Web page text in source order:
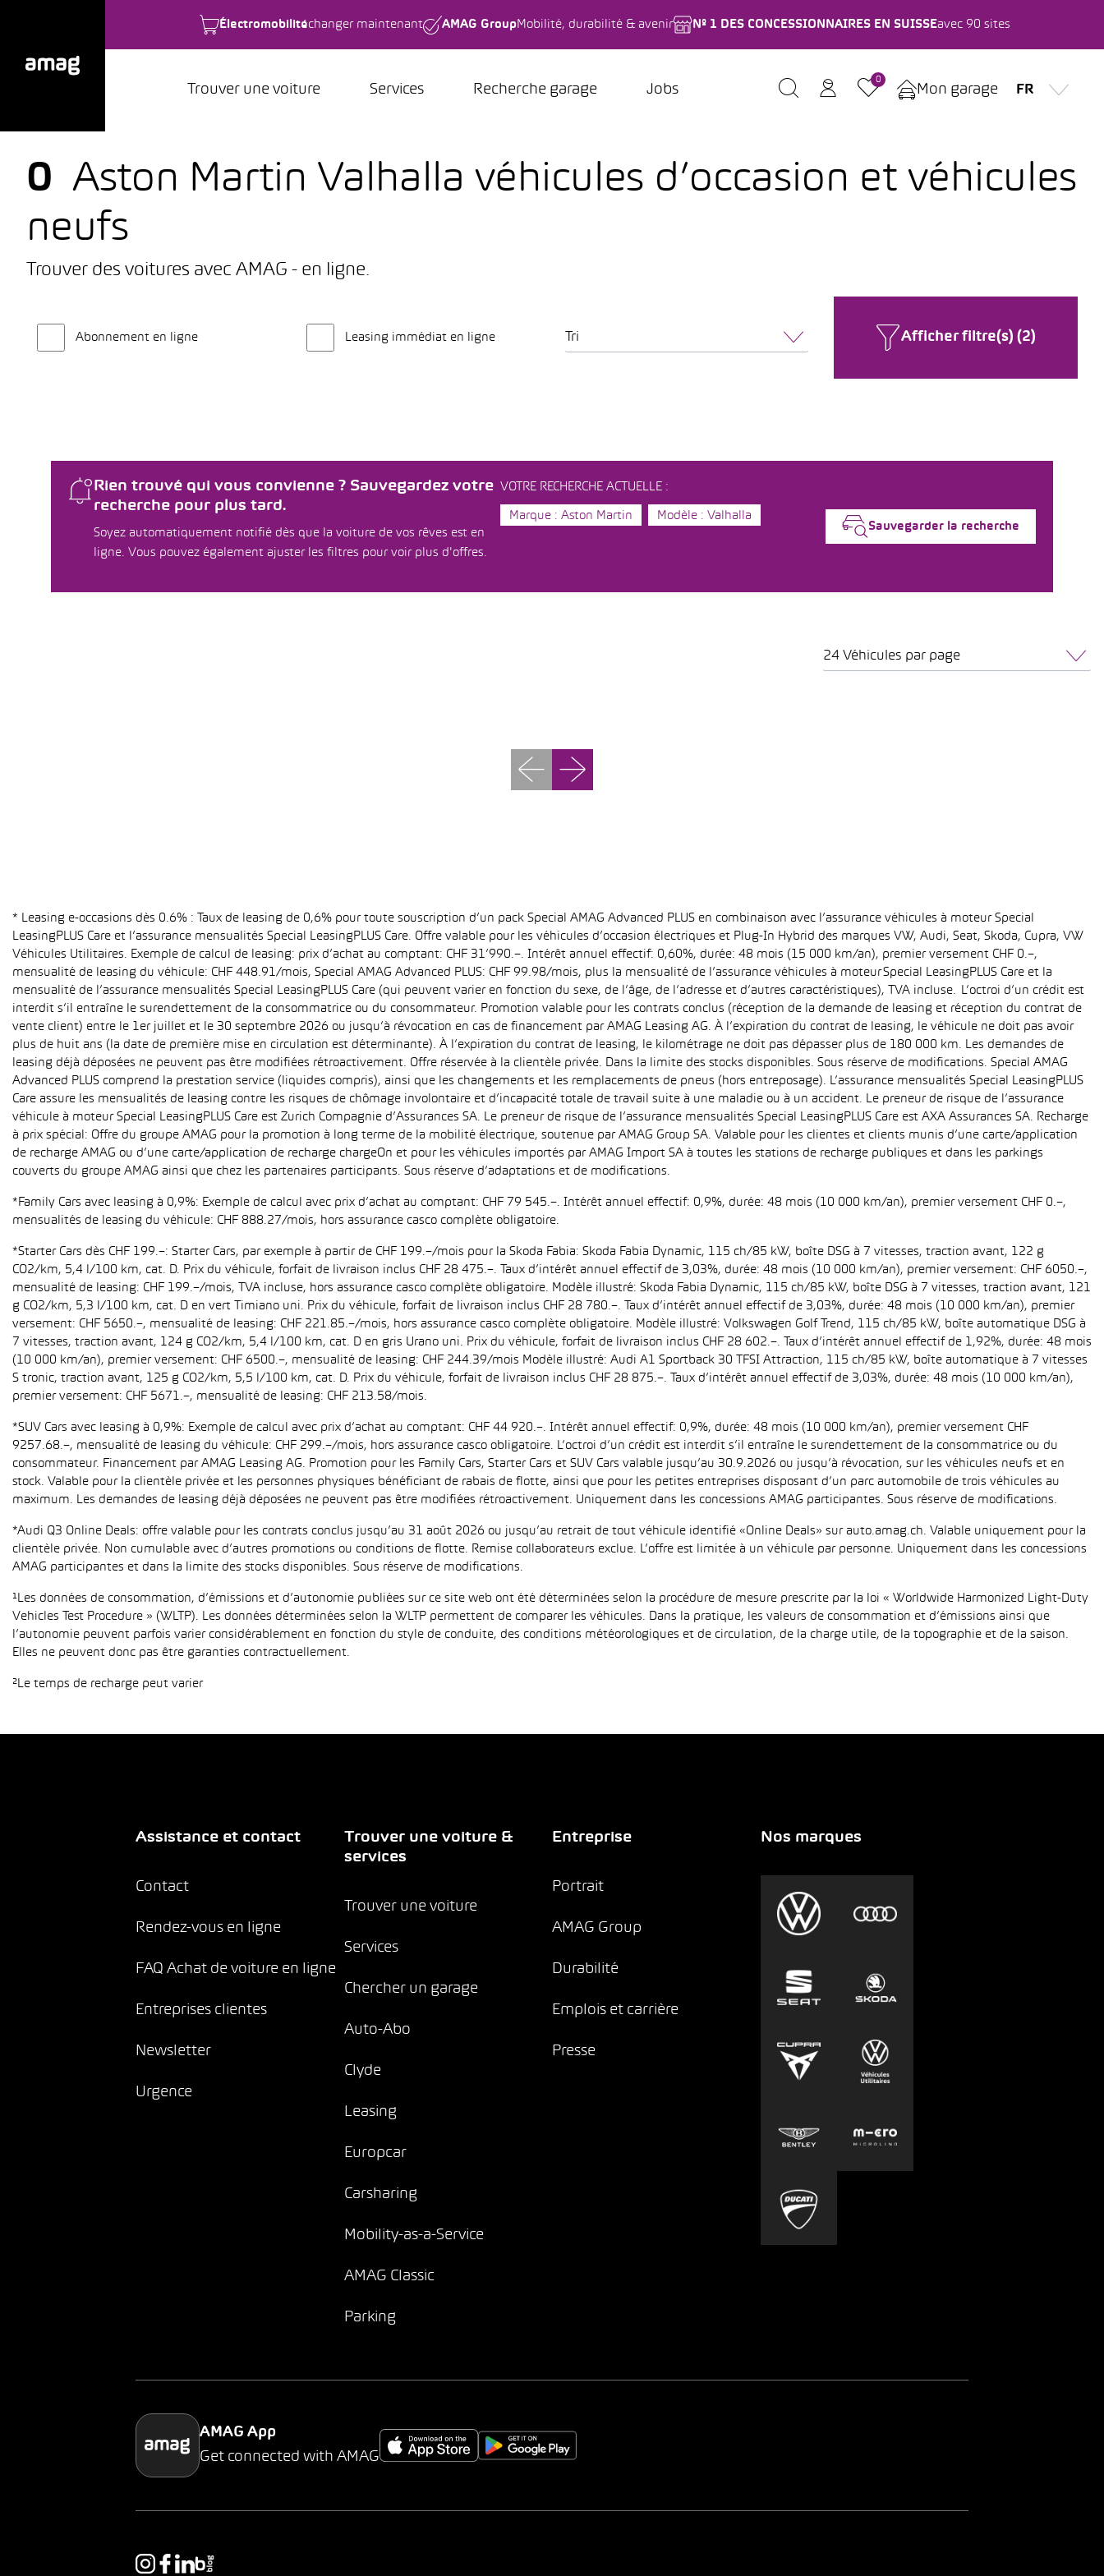
Électromobilitéchanger maintenant AMAG Group Mobilité, durabilité & avenir Nº 1 DES CONCESSIONNAIRES EN SUISSEavec 90 sites
Trouver une voiture Services Recherche garage Jobs
0
Mon garage FR
0 Aston Martin Valhalla véhicules d’occasion et véhicules
neufs
Trouver des voitures avec AMAG - en ligne.
Abonnement en ligne Leasing immédiat en ligne Tri Afficher filtre(s) (2)
Rien trouvé qui vous convienne ? Sauvegardez votre
recherche pour plus tard.
Soyez automatiquement notifié dès que la voiture de vos rêves est en
ligne. Vous pouvez également ajuster les filtres pour voir plus d'offres.
VOTRE RECHERCHE ACTUELLE :
Marque : Aston Martin
Modèle : Valhalla
Sauvegarder la recherche
24 Véhicules par page
* Leasing e-occasions dès 0.6% : Taux de leasing de 0,6% pour toute souscription d’un pack Special AMAG Advanced PLUS en combinaison avec l’assurance véhicules à moteur Special
LeasingPLUS Care et l’assurance mensualités Special LeasingPLUS Care. Offre valable pour les véhicules d’occasion électriques et Plug-In Hybrid des marques VW, Audi, Seat, Skoda, Cupra, VW
Véhicules Utilitaires. Exemple de calcul de leasing: prix d’achat au comptant: CHF 31’990.–. Intérêt annuel effectif: 0,60%, durée: 48 mois (15 000 km/an), premier versement CHF 0.–,
mensualité de leasing du véhicule: CHF 448.91/mois, Special AMAG Advanced PLUS: CHF 99.98/mois, plus la mensualité de l’assurance véhicules à moteur Special LeasingPLUS Care et la
mensualité de l’assurance mensualités Special LeasingPLUS Care (qui peuvent varier en fonction du sexe, de l’âge, de l’adresse et d’autres caractéristiques), TVA incluse. L’octroi d’un crédit est
interdit s’il entraîne le surendettement de la consommatrice ou du consommateur. Promotion valable pour les contrats conclus (réception de la demande de leasing et réception du contrat de
vente client) entre le 1er juillet et le 30 septembre 2026 ou jusqu’à révocation en cas de financement par AMAG Leasing AG. À l’expiration du contrat de leasing, le véhicule ne doit pas avoir
plus de huit ans (la date de première mise en circulation est déterminante). À l’expiration du contrat de leasing, le kilométrage ne doit pas dépasser plus de 180 000 km. Les demandes de
leasing déjà déposées ne peuvent pas être modifiées rétroactivement. Offre réservée à la clientèle privée. Dans la limite des stocks disponibles. Sous réserve de modifications. Special AMAG
Advanced PLUS comprend la prestation service (liquides compris), ainsi que les changements et les remplacements de pneus (hors entreposage). L’assurance mensualités Special LeasingPLUS
Care assure les mensualités de leasing contre les risques de chômage involontaire et d’incapacité totale de travail suite à une maladie ou à un accident. Le preneur de risque de l’assurance
véhicule à moteur Special LeasingPLUS Care est Zurich Compagnie d’Assurances SA. Le preneur de risque de l’assurance mensualités Special LeasingPLUS Care est AXA Assurances SA. Recharge
à prix spécial: Offre du groupe AMAG pour la promotion à long terme de la mobilité électrique, soutenue par AMAG Group SA. Valable pour les clientes et clients munis d’une carte/application
de recharge AMAG ou d’une carte/application de recharge chargeOn et pour les véhicules importés par AMAG Import SA à toutes les stations de recharge publiques et dans les parkings
couverts du groupe AMAG ainsi que chez les partenaires participants. Sous réserve d’adaptations et de modifications.
*Family Cars avec leasing à 0,9%: Exemple de calcul avec prix d’achat au comptant: CHF 79 545.–. Intérêt annuel effectif: 0,9%, durée: 48 mois (10 000 km/an), premier versement CHF 0.–,
mensualités de leasing du véhicule: CHF 888.27/mois, hors assurance casco complète obligatoire.
*Starter Cars dès CHF 199.–: Starter Cars, par exemple à partir de CHF 199.–/mois pour la Skoda Fabia: Skoda Fabia Dynamic, 115 ch/85 kW, boîte DSG à 7 vitesses, traction avant, 122 g
CO2/km, 5,4 l/100 km, cat. D. Prix du véhicule, forfait de livraison inclus CHF 28 475.–. Taux d’intérêt annuel effectif de 3,03%, durée: 48 mois (10 000 km/an), premier versement: CHF 6050.–,
mensualité de leasing: CHF 199.–/mois, TVA incluse, hors assurance casco complète obligatoire. Modèle illustré: Skoda Fabia Dynamic, 115 ch/85 kW, boîte DSG à 7 vitesses, traction avant, 121
g CO2/km, 5,3 l/100 km, cat. D en vert Timiano uni. Prix du véhicule, forfait de livraison inclus CHF 28 780.–. Taux d’intérêt annuel effectif de 3,03%, durée: 48 mois (10 000 km/an), premier
versement: CHF 5650.–, mensualité de leasing: CHF 221.85.–/mois, hors assurance casco complète obligatoire. Modèle illustré: Volkswagen Golf Trend, 115 ch/85 kW, boîte automatique DSG à
7 vitesses, traction avant, 124 g CO2/km, 5,4 l/100 km, cat. D en gris Urano uni. Prix du véhicule, forfait de livraison inclus CHF 28 602.–. Taux d’intérêt annuel effectif de 1,92%, durée: 48 mois
(10 000 km/an), premier versement: CHF 6500.–, mensualité de leasing: CHF 244.39/mois Modèle illustré: Audi A1 Sportback 30 TFSI Attraction, 115 ch/85 kW, boîte automatique à 7 vitesses
S tronic, traction avant, 125 g CO2/km, 5,5 l/100 km, cat. D. Prix du véhicule, forfait de livraison inclus CHF 28 875.–. Taux d’intérêt annuel effectif de 3,03%, durée: 48 mois (10 000 km/an),
premier versement: CHF 5671.–, mensualité de leasing: CHF 213.58/mois.
*SUV Cars avec leasing à 0,9%: Exemple de calcul avec prix d’achat au comptant: CHF 44 920.–. Intérêt annuel effectif: 0,9%, durée: 48 mois (10 000 km/an), premier versement CHF
9257.68.–, mensualité de leasing du véhicule: CHF 299.–/mois, hors assurance casco obligatoire. L’octroi d’un crédit est interdit s’il entraîne le surendettement de la consommatrice ou du
consommateur. Financement par AMAG Leasing AG. Promotion pour les Family Cars, Starter Cars et SUV Cars valable jusqu’au 30.9.2026 ou jusqu’à révocation, sur les véhicules neufs et en
stock. Valable pour la clientèle privée et les personnes physiques bénéficiant de rabais de flotte, ainsi que pour les petites entreprises disposant d’un parc automobile de trois véhicules au
maximum. Les demandes de leasing déjà déposées ne peuvent pas être modifiées rétroactivement. Uniquement dans les concessions AMAG participantes. Sous réserve de modifications.
*Audi Q3 Online Deals: offre valable pour les contrats conclus jusqu’au 31 août 2026 ou jusqu’au retrait de tout véhicule identifié «Online Deals» sur auto.amag.ch. Valable uniquement pour la
clientèle privée. Non cumulable avec d’autres promotions ou conditions de flotte. Remise collaborateurs exclue. L’offre est limitée à un véhicule par personne. Uniquement dans les concessions
AMAG participantes et dans la limite des stocks disponibles. Sous réserve de modifications.
¹Les données de consommation, d’émissions et d’autonomie publiées sur ce site web ont été déterminées selon la procédure de mesure prescrite par la loi « Worldwide Harmonized Light-Duty
Vehicles Test Procedure » (WLTP). Les données déterminées selon la WLTP permettent de comparer les véhicules. Dans la pratique, les valeurs de consommation et d’émissions ainsi que
l’autonomie peuvent parfois varier considérablement en fonction du style de conduite, des conditions météorologiques et de circulation, de la charge utile, de la topographie et de la saison.
Elles ne peuvent donc pas être garanties contractuellement.
²Le temps de recharge peut varier
Assistance et contact
Contact
Rendez-vous en ligne
FAQ Achat de voiture en ligne
Entreprises clientes
Newsletter
Urgence
Trouver une voiture &
services
Trouver une voiture
Services
Chercher un garage
Auto-Abo
Clyde
Leasing
Europcar
Carsharing
Mobility-as-a-Service
AMAG Classic
Parking
Entreprise
Portrait
AMAG Group
Durabilité
Emplois et carrière
Presse
Nos marques
AMAG App
Get connected with AMAG